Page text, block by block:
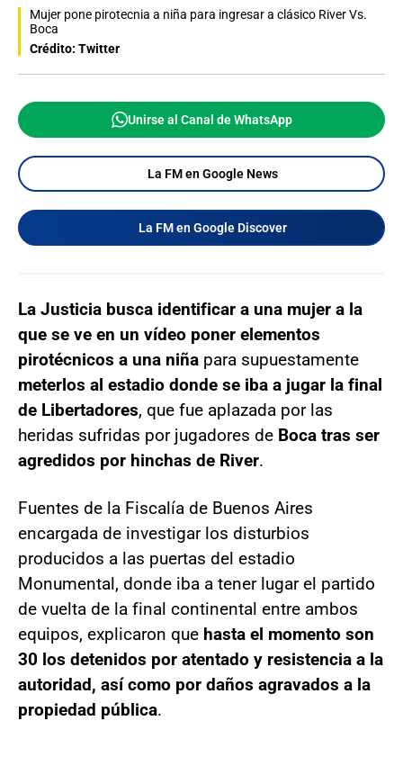
Mujer pone pirotecnia a niña para ingresar a clásico River Vs.
Boca
Crédito: Twitter
Unirse al Canal de WhatsApp
La FM en Google News
La FM en Google Discover
La Justicia busca identificar a una mujer a la
que se ve en un vídeo poner elementos
pirotécnicos a una niña para supuestamente
meterlos al estadio donde se iba a jugar la final
de Libertadores, que fue aplazada por las
heridas sufridas por jugadores de Boca tras ser
agredidos por hinchas de River.
Fuentes de la Fiscalía de Buenos Aires
encargada de investigar los disturbios
producidos a las puertas del estadio
Monumental, donde iba a tener lugar el partido
de vuelta de la final continental entre ambos
equipos, explicaron que hasta el momento son
30 los detenidos por atentado y resistencia a la
autoridad, así como por daños agravados a la
propiedad pública.